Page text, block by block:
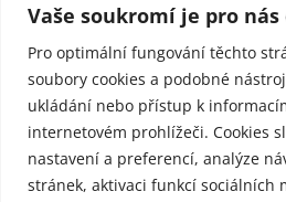
Vaše soukromí je pro
Pro optimální fungování těchto
soubory cookies a podobné
ukládání nebo přístup k
internetovém prohlížeči. Cookies
nastavení a preferencí, analýze
stránek, aktivaci funkcí sociálních
Vstupte do strany
Registrovaný sympatizant
Přispějte finančně
Pro média